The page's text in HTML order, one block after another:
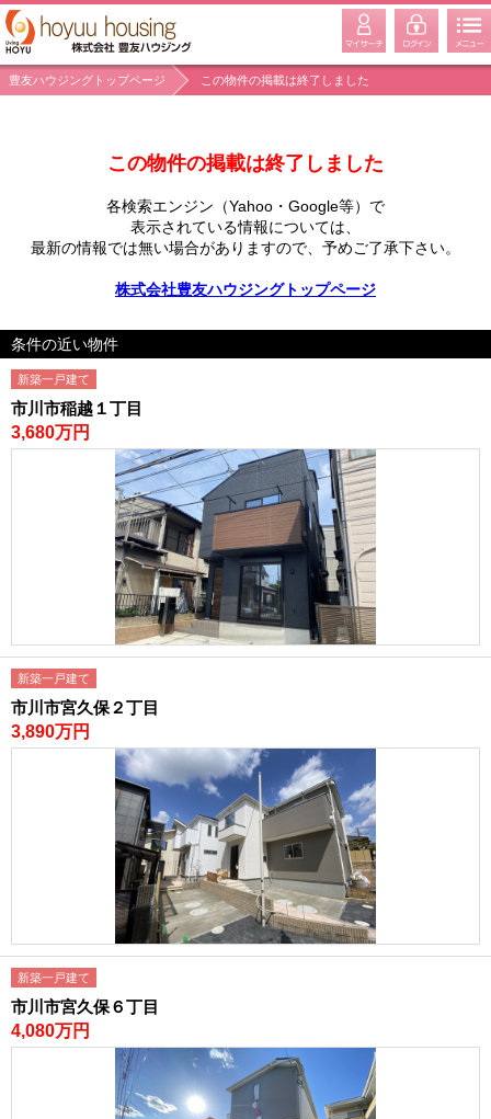
豊友ハウジングトップページ この物件の掲載は終了しました
この物件の掲載は終了しました
各検索エンジン（Yahoo・Google等）で
表示されている情報については、
最新の情報では無い場合がありますので、 予めご了承下さい。
株式会社豊友ハウジングトップページ
条件の近い物件
新築一戸建て
市川市稲越１丁目
3,680万円
新築一戸建て
市川市宮久保２丁目
3,890万円
新築一戸建て
市川市宮久保６丁目
4,080万円